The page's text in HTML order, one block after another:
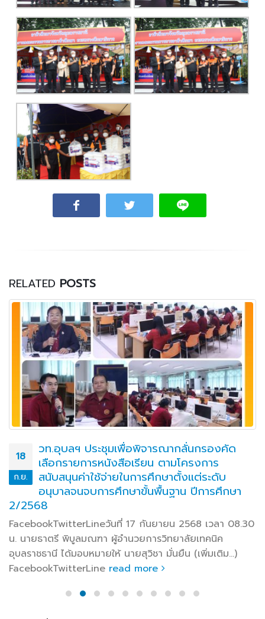
RELATED POSTS
13
ก.ย.
วท.อุบลฯ จัดพิธีเปิดโครงการอบรมทักษะช่วย
ฟื้นคืนชีพขั้นพื้นฐาน
FacebookTwitterLineวันที่ ๙ กันยายน ๒๕๖๗ เวลา
๑๓.๐๐ น. นายธาตรี พิบูลมณฑา ผู้อำนวยการวิทยาลัย
เทคนิคอุบลราชธานี มอบหมายให้ นายไวพจน์ ศรีธัญ รองผู้
อำนวยการฝ่ายพัฒนากิจการนักเรียนนักศึกษา เป็นประธานใน
พิธีเปิดโครงการอบรมทักษะช่วยฟื้นคืนชีพขั้นพื้นฐาน (เพิ่ม
เติม…) FacebookTwitterLineread more